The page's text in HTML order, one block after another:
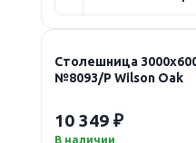
Столешница
№8093/P Wilson Oak
10 349 ₽
В наличии